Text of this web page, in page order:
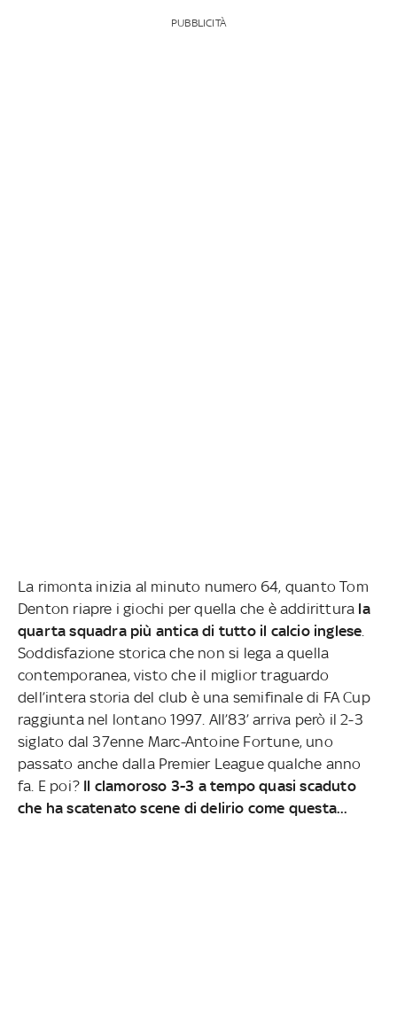
PUBBLICITÀ
La rimonta inizia al minuto numero 64, quanto Tom
Denton riapre i giochi per quella che è addirittura la
quarta squadra più antica di tutto il calcio inglese
Soddisfazione storica che non si lega a quella
contemporanea, visto che il miglior traguardo
dell’intera storia del club è una semifinale di FA Cup
raggiunta nel lontano 1997. All’83’ arriva però il 2-3
siglato dal 37enne Marc-Antoine Fortune, uno
passato anche dalla Premier League qualche anno
fa. E poi? Il clamoroso 3-3 a tempo quasi scaduto
che ha scatenato scene di delirio come questa...